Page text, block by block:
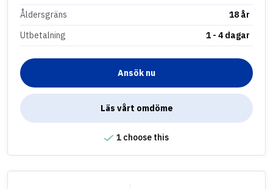
Åldersgräns
18 år
Utbetalning
1 - 4 dagar
Ansök nu
Läs vårt omdöme
1 choose this